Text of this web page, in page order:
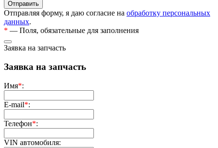
Отправляя форму, я даю согласие на обработку персональных
данных.
* — Поля, обязательные для заполнения
Заявка на запчасть
Заявка на запчасть
Имя*:
E-mail*:
Телефон*:
VIN автомобиля: